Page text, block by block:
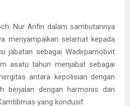
Nur Arifin dalam sambutannya
menyampaikan selamat kepada
jabatan sebagai Wadirpamobvit
asatu tahun menjabat sebagai
antara kepolisian dengan
berjalan dengan harmonis dan
yang kondusif.